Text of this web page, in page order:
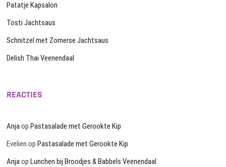
Patatje Kapsalon
Tosti Jachtsaus
Schnitzel met Zomerse Jachtsaus
Delish Thai Veenendaal
REACTIES
AnjaopPastasalade met Gerookte Kip
Evelien opPastasalade met Gerookte Kip
AnjaopLunchen bij Broodjes & Babbels Veenendaal